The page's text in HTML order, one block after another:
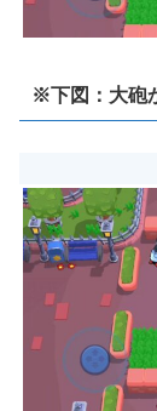
※下図：大砲